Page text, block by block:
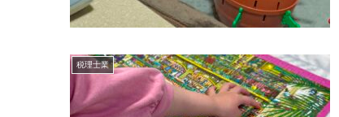
税理士業